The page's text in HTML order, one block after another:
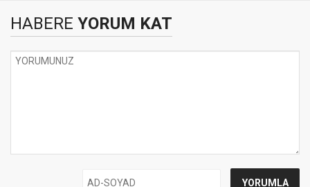
HABERE YORUM KAT